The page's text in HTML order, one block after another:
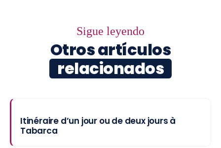
Sigue leyendo
Otros artículos
relacionados
Itinéraire d’un jour ou de deux jours à
Tabarca